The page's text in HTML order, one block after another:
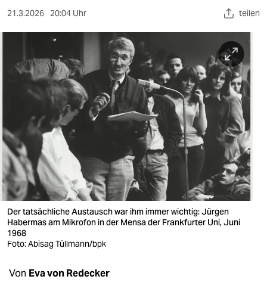
kultur
sport
berlin
nord
wahrheit
verlag
verlag
veranstaltungen
shop
fragen & hilfe
21.3.2026 20:04 Uhr teilen
Der tatsächliche Austausch war ihm immer wichtig: Jürgen
Habermas am Mikrofon in der Mensa der Frankfurter Uni, Juni
1968
Foto: Abisag Tüllmann/bpk
Von Eva von Redecker